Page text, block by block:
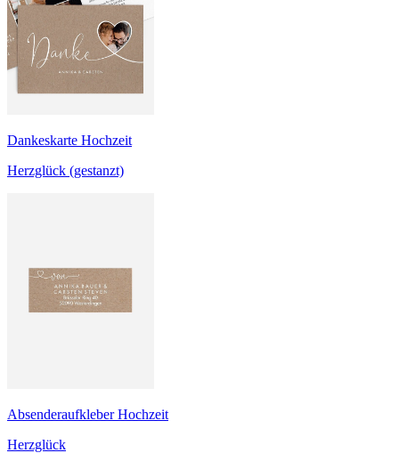
Dankeskarte Hochzeit
Herzglück (gestanzt)
Absenderaufkleber Hochzeit
Herzglück